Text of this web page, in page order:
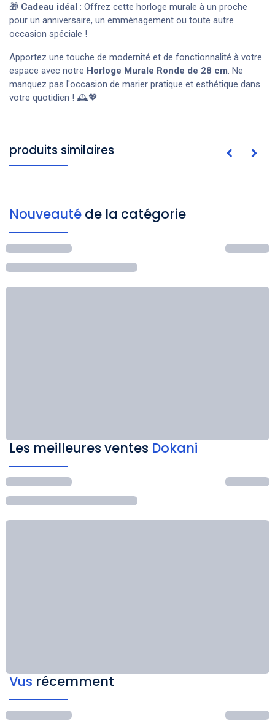
🎁 Cadeau idéal : Offrez cette horloge murale à un proche
pour un anniversaire, un emménagement ou toute autre
occasion spéciale !
Apportez une touche de modernité et de fonctionnalité à votre
espace avec notre Horloge Murale Ronde de 28 cm. Ne
manquez pas l'occasion de marier pratique et esthétique dans
votre quotidien ! 🕰️💖
produits similaires
Nouveauté de la catégorie
Les meilleures ventes Dokani
Vus récemment